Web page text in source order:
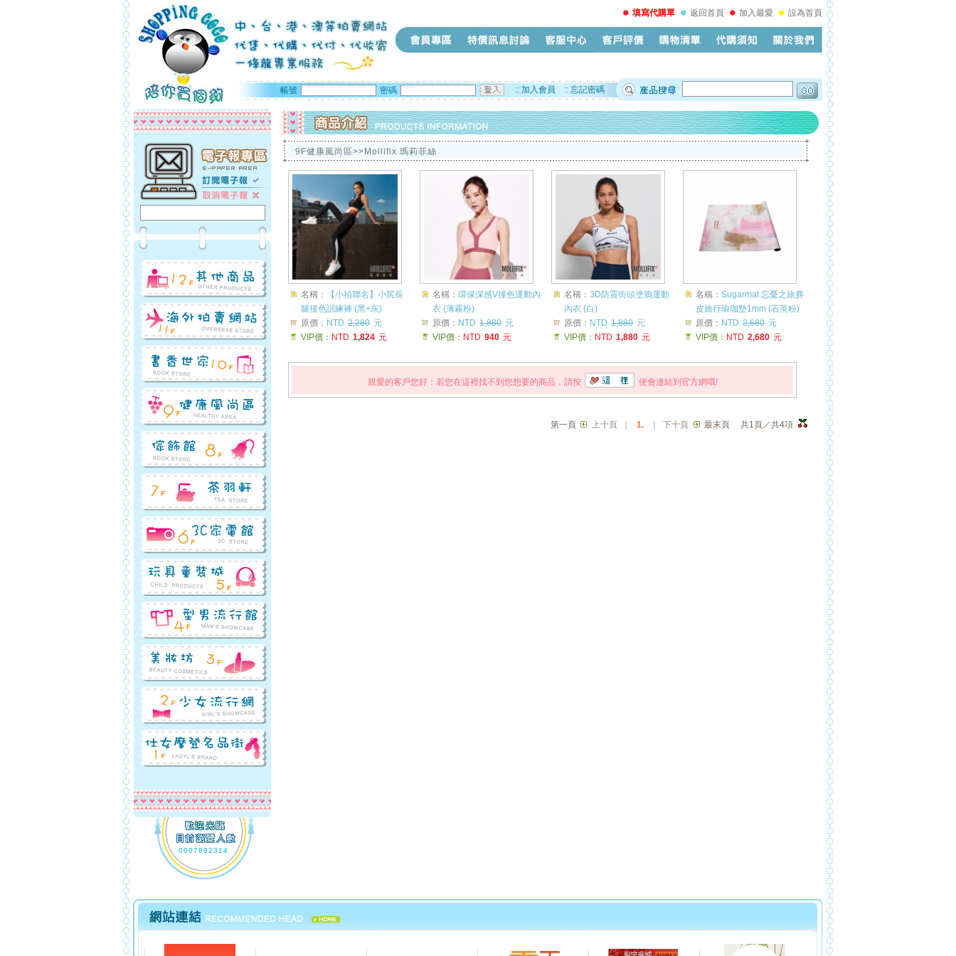
填寫代購單 返回首頁 加入最愛 設為首頁
帳號 密碼 :: 加入會員 :: 忘記密碼
0007892314
9F健康風尚區>>Mollifix 瑪莉菲絲
名稱：
【小禎聯名】小尻長
腿撞色訓練褲 (黑+灰)
原價： NTD 2,280 元
VIP價： NTD 1,824 元
名稱： 環保深感V撞色運動內
衣 (薄霧粉)
原價： NTD 1,880 元
VIP價： NTD 940 元
名稱： 3D防震街頭塗鴉運動
內衣 (白)
原價： NTD 1,880 元
VIP價： NTD 1,880 元
名稱： Sugarmat 忘憂之旅麂
皮旅行瑜珈墊1mm (石英粉)
原價： NTD 2,680 元
VIP價： NTD 2,680 元
親愛的客戶您好：若您在這裡找不到您想要的商品，請按 便會連結到官方網哦!
第一頁 上十頁 1. 下十頁 最末頁 共1頁／共4項